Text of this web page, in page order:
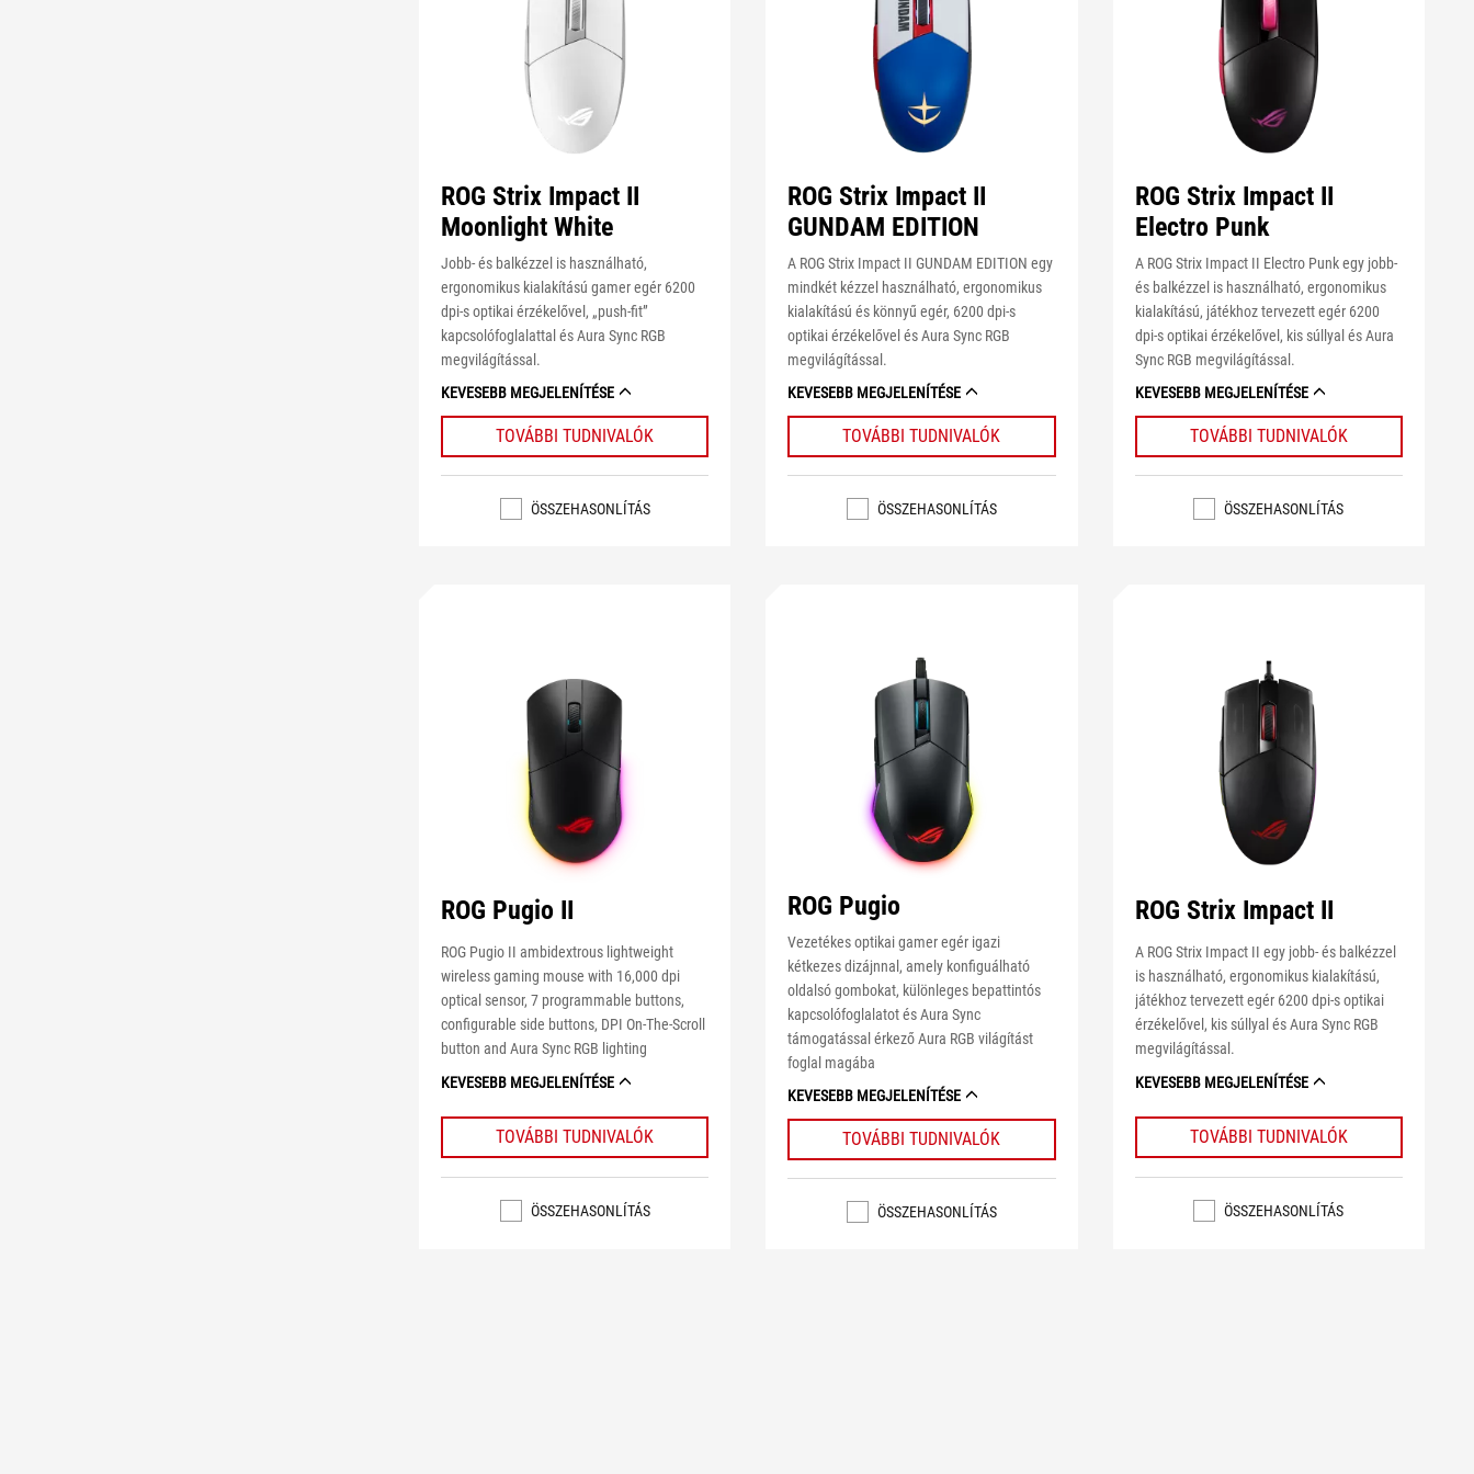
ROG Strix Impact II
Moonlight White
Jobb- és balkézzel is használható,
ergonomikus kialakítású gamer egér 6200
dpi-s optikai érzékelővel, „push-fit”
kapcsolófoglalattal és Aura Sync RGB
megvilágítással.
KEVESEBB MEGJELENÍTÉSE
TOVÁBBI TUDNIVALÓK
ÖSSZEHASONLÍTÁS
ROG Strix Impact II
GUNDAM EDITION
A ROG Strix Impact II GUNDAM EDITION egy
mindkét kézzel használható, ergonomikus
kialakítású és könnyű egér, 6200 dpi-s
optikai érzékelővel és Aura Sync RGB
megvilágítással.
KEVESEBB MEGJELENÍTÉSE
TOVÁBBI TUDNIVALÓK
ÖSSZEHASONLÍTÁS
ROG Strix Impact II
Electro Punk
A ROG Strix Impact II Electro Punk egy jobb-
és balkézzel is használható, ergonomikus
kialakítású, játékhoz tervezett egér 6200
dpi-s optikai érzékelővel, kis súllyal és Aura
Sync RGB megvilágítással.
KEVESEBB MEGJELENÍTÉSE
TOVÁBBI TUDNIVALÓK
ÖSSZEHASONLÍTÁS
ROG Pugio II
ROG Pugio II ambidextrous lightweight
wireless gaming mouse with 16,000 dpi
optical sensor, 7 programmable buttons,
configurable side buttons, DPI On-The-Scroll
button and Aura Sync RGB lighting
KEVESEBB MEGJELENÍTÉSE
TOVÁBBI TUDNIVALÓK
ÖSSZEHASONLÍTÁS
ROG Pugio
Vezetékes optikai gamer egér igazi
kétkezes dizájnnal, amely konfiguálható
oldalsó gombokat, különleges bepattintós
kapcsolófoglalatot és Aura Sync
támogatással érkező Aura RGB világítást
foglal magába
KEVESEBB MEGJELENÍTÉSE
TOVÁBBI TUDNIVALÓK
ÖSSZEHASONLÍTÁS
ROG Strix Impact II
A ROG Strix Impact II egy jobb- és balkézzel
is használható, ergonomikus kialakítású,
játékhoz tervezett egér 6200 dpi-s optikai
érzékelővel, kis súllyal és Aura Sync RGB
megvilágítással.
KEVESEBB MEGJELENÍTÉSE
TOVÁBBI TUDNIVALÓK
ÖSSZEHASONLÍTÁS